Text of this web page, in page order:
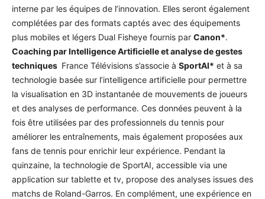
interne par les équipes de l’innovation. Elles seront également
complétées par des formats captés avec des équipements
plus mobiles et légers Dual Fisheye fournis par Canon*.
Coaching par Intelligence Artificielle et analyse de gestes
techniques France Télévisions s’associe à SportAI* et à sa
technologie basée sur l’intelligence artificielle pour permettre
la visualisation en 3D instantanée de mouvements de joueurs
et des analyses de performance. Ces données peuvent à la
fois être utilisées par des professionnels du tennis pour
améliorer les entraînements, mais également proposées aux
fans de tennis pour enrichir leur expérience. Pendant la
quinzaine, la technologie de SportAI, accessible via une
application sur tablette et tv, propose des analyses issues des
matchs de Roland-Garros. En complément, une expérience en